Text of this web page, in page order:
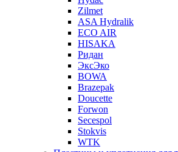
Zilmet
ASA Hydralik
ECO AIR
HISAKA
Ридан
ЭксЭко
BOWA
Brazepak
Doucette
Forwon
Secespol
Stokvis
WTK